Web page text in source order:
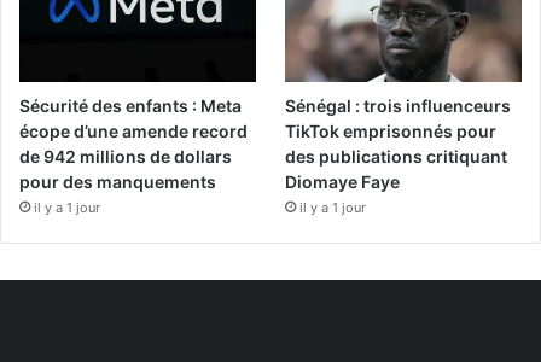
Sécurité des enfants : Meta
écope d’une amende record
de 942 millions de dollars
pour des manquements
il y a 1 jour
Sénégal : trois influenceurs
TikTok emprisonnés pour
des publications critiquant
Diomaye Faye
il y a 1 jour